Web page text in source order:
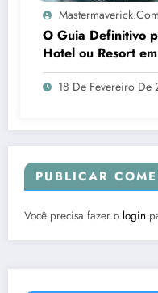
O Guia Definitivo
Hotel ou Resort
18 De Fevereiro De
PUBLICAR
Você precisa fazer o login